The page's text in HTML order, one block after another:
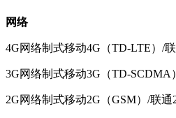
网络
4G网络制式移动4G（TD-LTE）/
3G网络制式移动3G（TD-SCDMA
2G网络制式移动2G（GSM）/联通